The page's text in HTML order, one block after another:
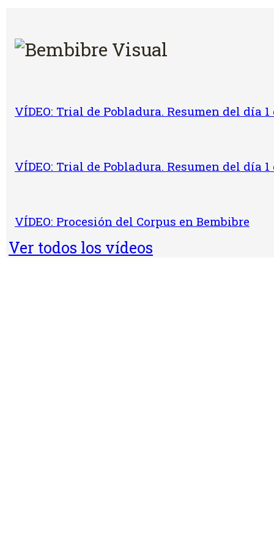
VÍDEO: Trial de Pobladura. Resumen del día
VÍDEO: Trial de Pobladura. Resumen del día 1
VÍDEO: Procesión del Corpus en Bembibre
Ver todos los vídeos